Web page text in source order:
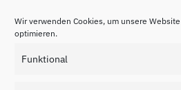
Wir verwenden Cookies, um unsere
optimieren.
Funktional